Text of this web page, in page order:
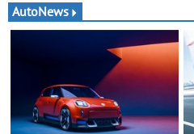
AutoNews